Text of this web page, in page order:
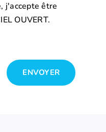
j'accepte être
OUVERT.
ENVOYER